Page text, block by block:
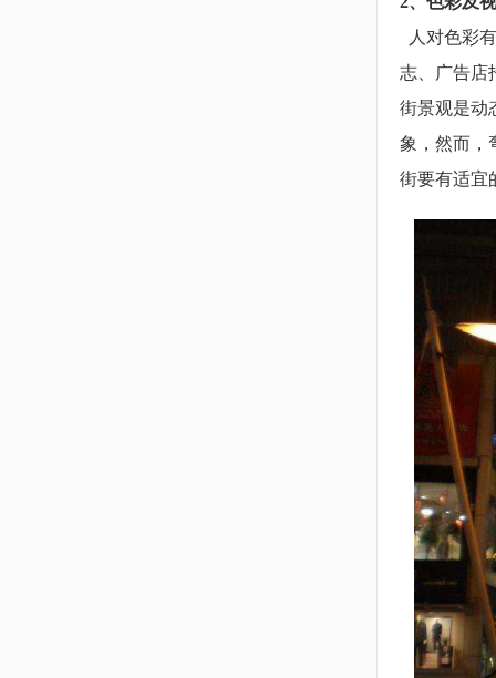
人对色彩
志、广告店
街景观是动
象，然而，
街要有适宜